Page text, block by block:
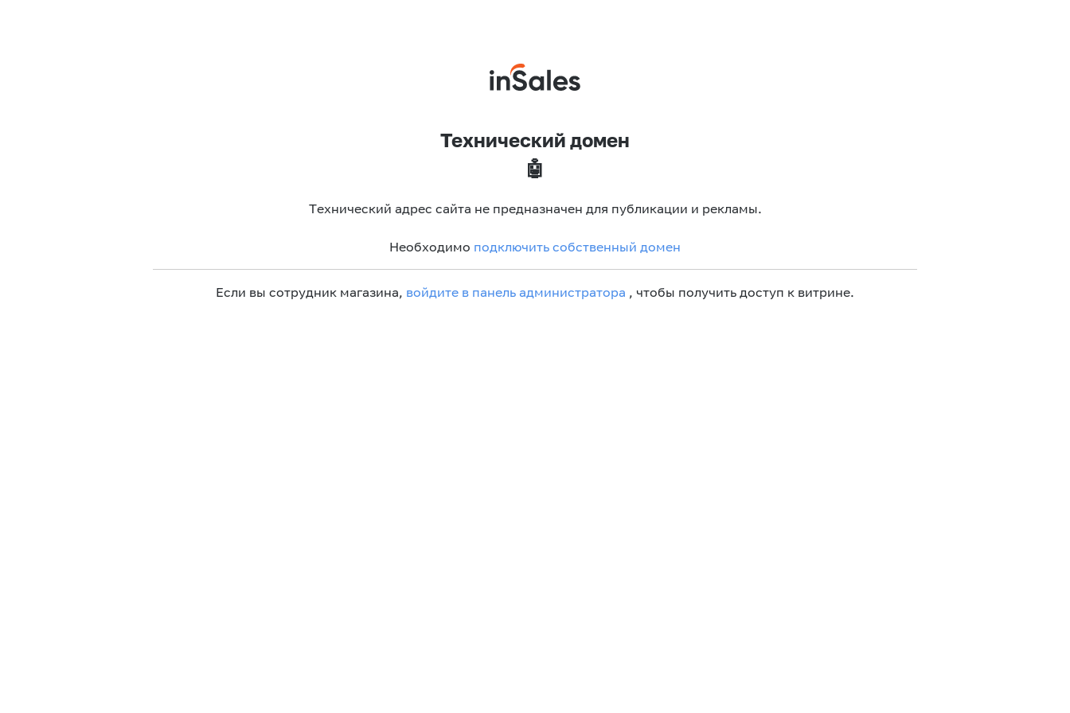
Технический домен
🤖
Технический адрес сайта не предназначен для публикации и рекламы.
Необходимо подключить собственный домен
Если вы сотрудник магазина, войдите в панель администратора , чтобы получить доступ к витрине.